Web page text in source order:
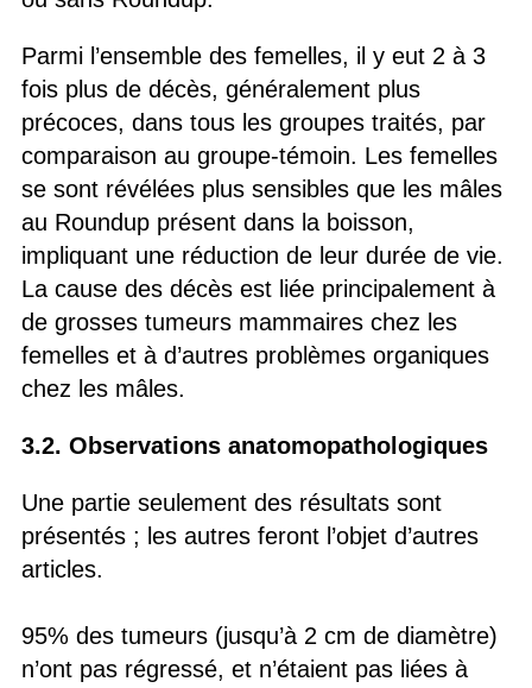
Parmi l’ensemble des femelles, il y eut 2 à 3
fois plus de décès, généralement plus
précoces, dans tous les groupes traités, par
comparaison au groupe-témoin. Les femelles
se sont révélées plus sensibles que les mâles
au Roundup présent dans la boisson,
impliquant une réduction de leur durée de vie.
La cause des décès est liée principalement à
de grosses tumeurs mammaires chez les
femelles et à d’autres problèmes organiques
chez les mâles.
3.2. Observations anatomopathologiques
Une partie seulement des résultats sont
présentés ; les autres feront l’objet d’autres
articles.
95% des tumeurs (jusqu’à 2 cm de diamètre)
n’ont pas régressé, et n’étaient pas liées à